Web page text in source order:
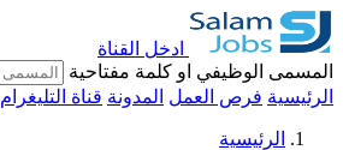
ادخل القناة
المسمى الوظيفي او كلمة مفتاحية
الرئيسية فرص العمل المدونة قناة التليغرام
الرئيسية